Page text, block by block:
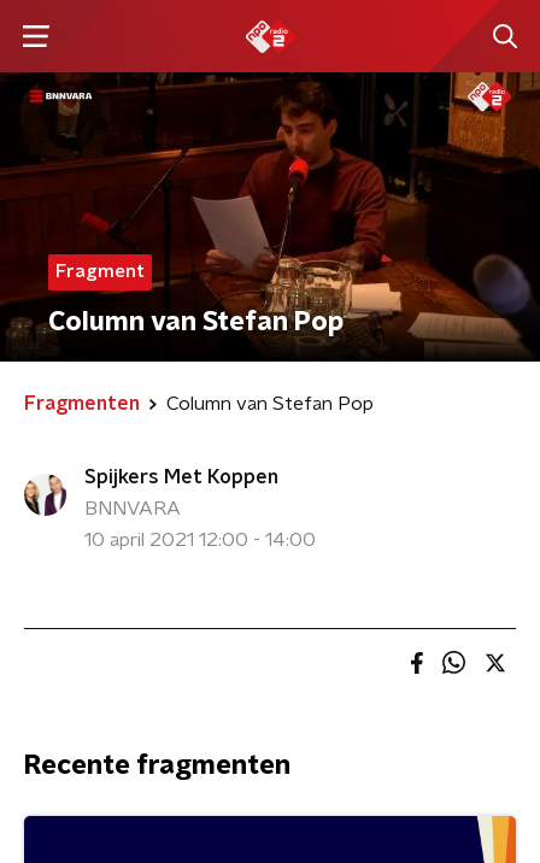
Fragment
Column van Stefan Pop
Fragmenten Column van Stefan Pop
Spijkers Met Koppen
BNNVARA
10 april 2021 12:00 - 14:00
Recente fragmenten